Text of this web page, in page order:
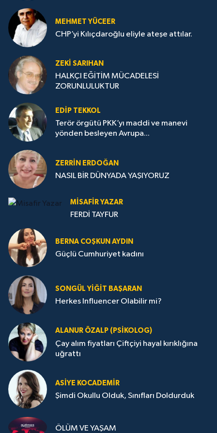
MEHMET YÜCEER
CHP’yi Kılıçdaroğlu eliyle ateşe attılar.
ZEKI SARIHAN
HALKÇI EĞİTİM MÜCADELESİ
ZORUNLULUKTUR
EDIP TEKKOL
Terör örgütü PKK’yı maddi ve manevi
yönden besleyen Avrupa...
ZERRIN ERDOĞAN
NASIL BİR DÜNYADA YAŞIYORUZ
MISAFIR YAZAR
FERDİ TAYFUR
BERNA COŞKUN AYDIN
Güçlü Cumhuriyet kadını
SONGÜL YIĞIT BAŞARAN
Herkes Influencer Olabilir mi?
ALANUR ÖZALP (PSIKOLOG)
Çay alım fiyatları Çiftçiyi hayal kırıklığına
uğrattı
ASIYE KOCADEMİR
Şimdi Okullu Olduk, Sınıfları Doldurduk
ÖLÜM VE YAŞAM